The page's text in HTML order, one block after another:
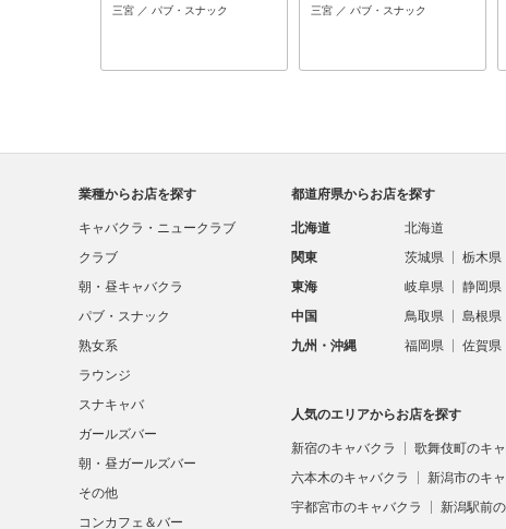
三宮 ／ パブ・スナック 三宮 ／ パブ・スナック
業種からお店を探す
キャバクラ・ニュークラブ
クラブ
朝・昼キャバクラ
パブ・スナック
熟女系
ラウンジ
スナキャバ
ガールズバー
朝・昼ガールズバー
その他
コンカフェ＆バー
都道府県からお店を探す
北海道 北海道
関東
茨城県 栃木県
東海
岐阜県 静岡県
中国
鳥取県 島根県
九州・沖縄
福岡県 佐賀県
人気のエリアからお店を探す
新宿のキャバクラ 歌舞伎町のキ
六本木のキャバクラ
新潟市のキ
宇都宮市のキャバクラ
新潟駅前